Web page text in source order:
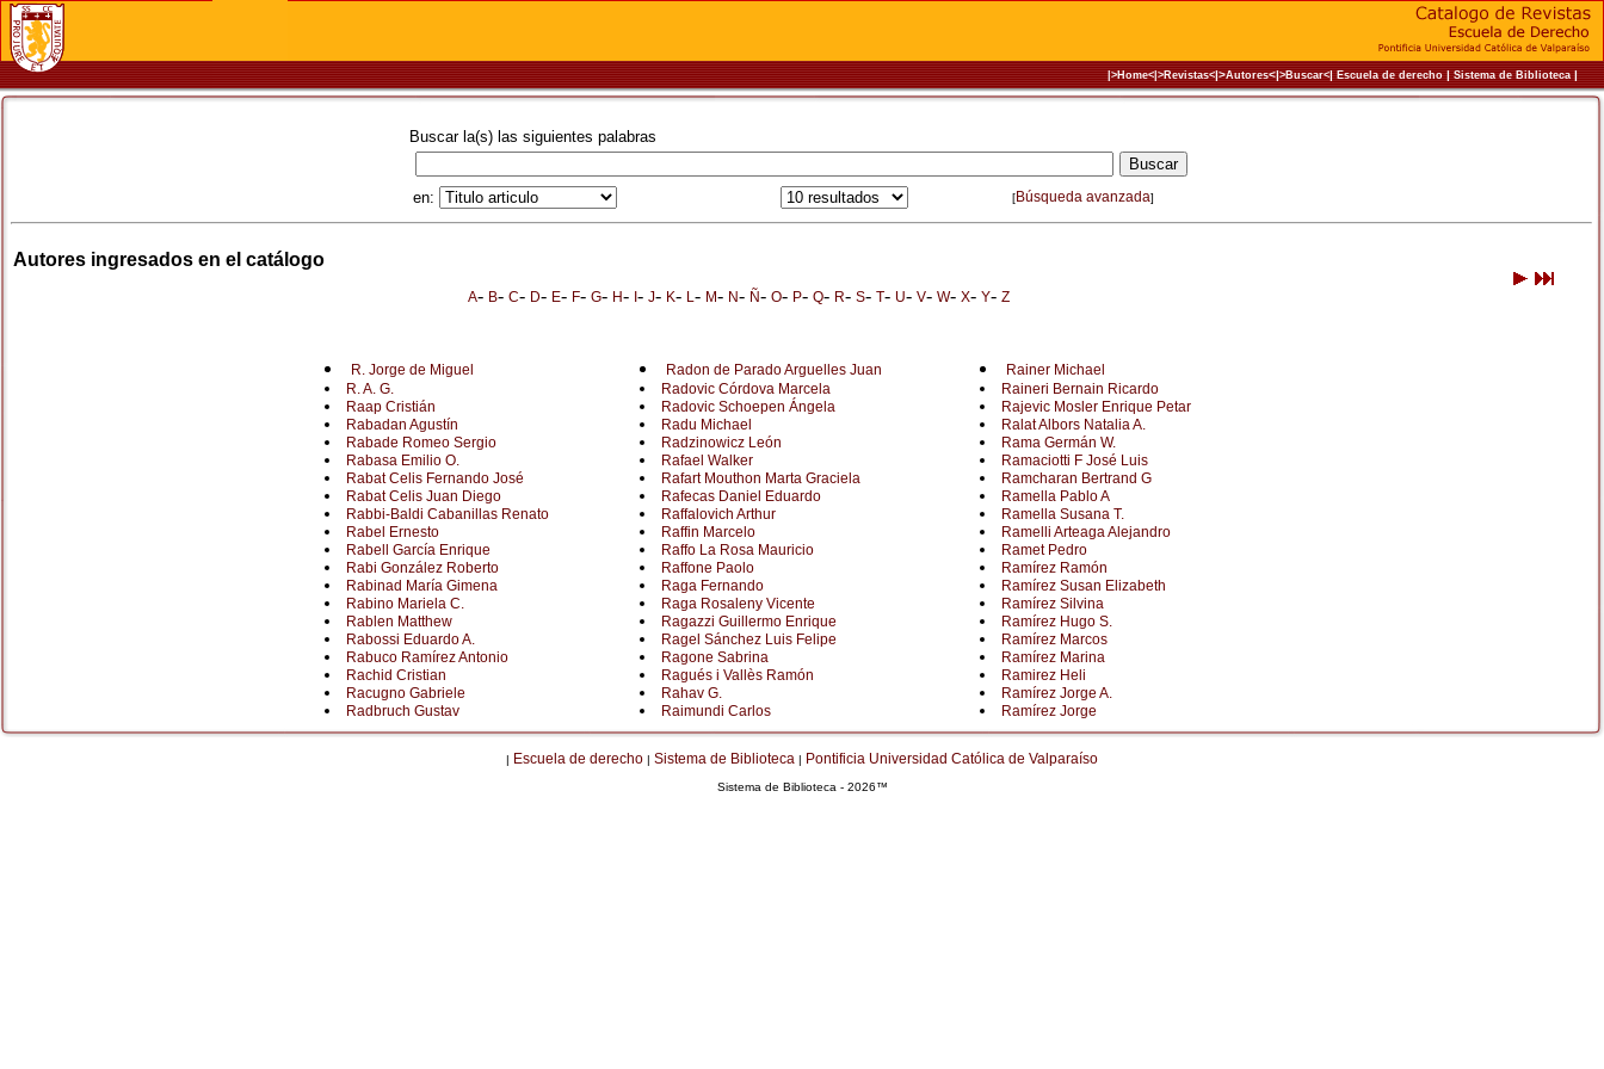
|>Home<|>Revistas<|>Autores<|>Buscar<|Escuela de derecho|Sistema de Biblioteca|
Buscar la(s) las siguientes palabras
en: [Búsqueda avanzada]
Autores ingresados en el catálogo
A- B- C- D- E- F- G- H- - J- K- L- M- N- Ñ- O- P- Q- R- S- T- U- V- W- X- Y- Z
R. Jorge de Miguel
R. A. G.
Raap Cristián
Rabadan Agustín
Rabade Romeo Sergio
Rabasa Emilio O.
Rabat Celis Fernando José
Rabat Celis Juan Diego
Rabbi-Baldi Cabanillas Renato
Rabel Ernesto
Rabell García Enrique
Rabi González Roberto
Rabinad María Gimena
Rabino Mariela C.
Rablen Matthew
Rabossi Eduardo A.
Rabuco Ramírez Antonio
Rachid Cristian
Racugno Gabriele
Radbruch Gustav
Radon de Parado Arguelles Juan
Radovic Córdova Marcela
Radovic Schoepen Ángela
Radu Michael
Radzinowicz León
Rafael Walker
Rafart Mouthon Marta Graciela
Rafecas Daniel Eduardo
Raffalovich Arthur
Raffin Marcelo
Raffo La Rosa Mauricio
Raffone Paolo
Raga Fernando
Raga Rosaleny Vicente
Ragazzi Guillermo Enrique
Ragel Sánchez Luis Felipe
Ragone Sabrina
Ragués i Vallès Ramón
Rahav G.
Raimundi Carlos
Rainer Michael
Raineri Bernain Ricardo
Rajevic Mosler Enrique Petar
Ralat Albors Natalia A.
Rama Germán W.
Ramaciotti F José Luis
Ramcharan Bertrand G
Ramella Pablo A
Ramella Susana T.
Ramelli Arteaga Alejandro
Ramet Pedro
Ramírez Ramón
Ramírez Susan Elizabeth
Ramírez Silvina
Ramírez Hugo S.
Ramírez Marcos
Ramírez Marina
Ramirez Heli
Ramírez Jorge A.
Ramírez Jorge
| Escuela de derecho | Sistema de Biblioteca | Pontificia Universidad Católica de Valparaíso
Sistema de Biblioteca - 2026™